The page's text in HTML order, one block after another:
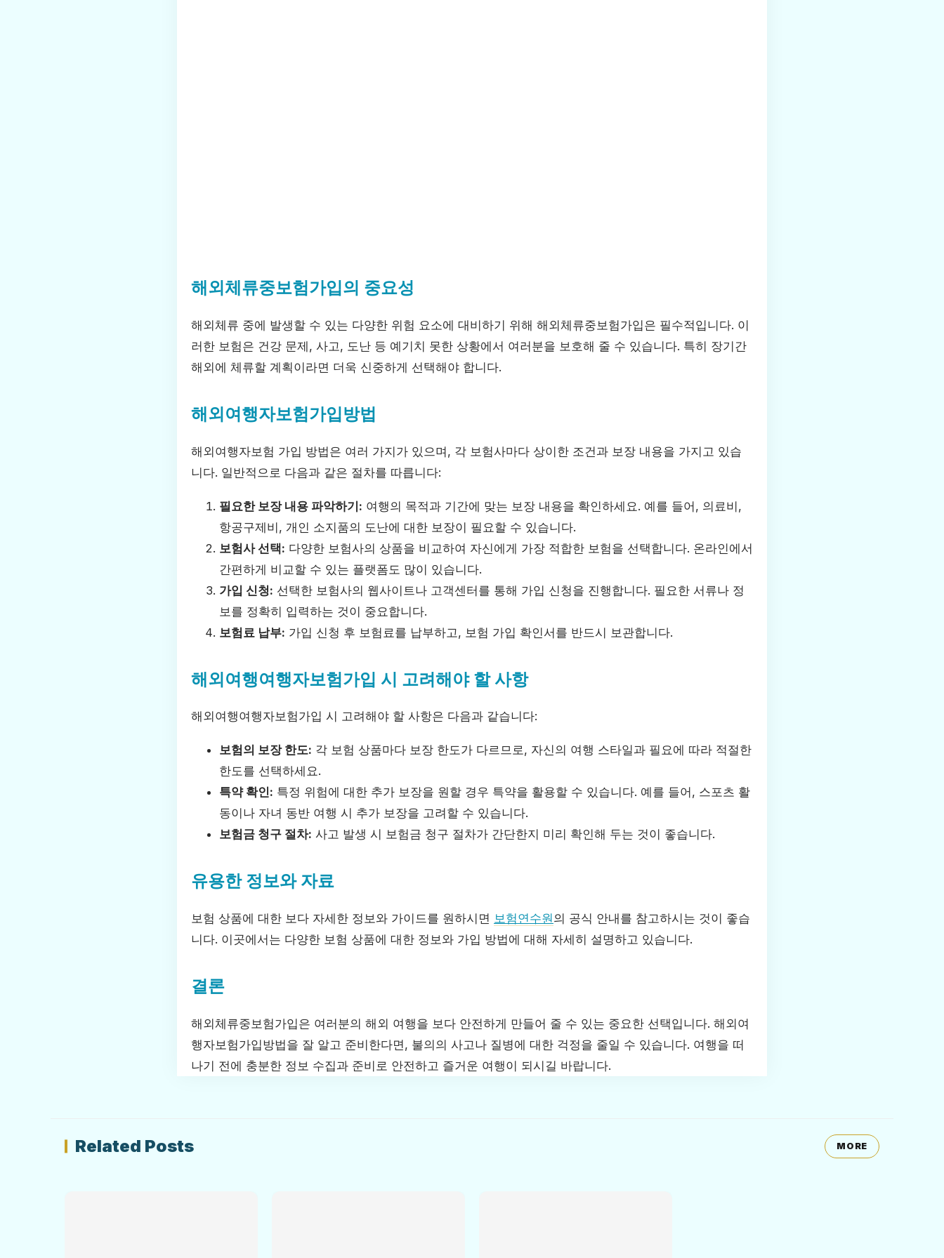
해외체류중보험가입의 중요성
해외체류 중에 발생할 수 있는 다양한 위험 요소에 대비하기 위해 해외체류중보험가입은 필수적입니다. 이
러한 보험은 건강 문제, 사고, 도난 등 예기치 못한 상황에서 여러분을 보호해 줄 수 있습니다. 특히 장기간
해외에 체류할 계획이라면 더욱 신중하게 선택해야 합니다.
해외여행자보험가입방법
해외여행자보험 가입 방법은 여러 가지가 있으며, 각 보험사마다 상이한 조건과 보장 내용을 가지고 있습
니다. 일반적으로 다음과 같은 절차를 따릅니다:
필요한 보장 내용 파악하기: 여행의 목적과 기간에 맞는 보장 내용을 확인하세요. 예를 들어, 의료비,
항공구제비, 개인 소지품의 도난에 대한 보장이 필요할 수 있습니다.
보험사 선택: 다양한 보험사의 상품을 비교하여 자신에게 가장 적합한 보험을 선택합니다. 온라인에서
간편하게 비교할 수 있는 플랫폼도 많이 있습니다.
가입 신청: 선택한 보험사의 웹사이트나 고객센터를 통해 가입 신청을 진행합니다. 필요한 서류나 정
보를 정확히 입력하는 것이 중요합니다.
보험료 납부: 가입 신청 후 보험료를 납부하고, 보험 가입 확인서를 반드시 보관합니다.
해외여행여행자보험가입 시 고려해야 할 사항
해외여행여행자보험가입 시 고려해야 할 사항은 다음과 같습니다:
보험의 보장 한도: 각 보험 상품마다 보장 한도가 다르므로, 자신의 여행 스타일과 필요에 따라 적절한
한도를 선택하세요.
특약 확인: 특정 위험에 대한 추가 보장을 원할 경우 특약을 활용할 수 있습니다. 예를 들어, 스포츠 활
동이나 자녀 동반 여행 시 추가 보장을 고려할 수 있습니다.
보험금 청구 절차: 사고 발생 시 보험금 청구 절차가 간단한지 미리 확인해 두는 것이 좋습니다.
유용한 정보와 자료
보험 상품에 대한 보다 자세한 정보와 가이드를 원하시면 보험연수원의 공식 안내를 참고하시는 것이 좋습
니다. 이곳에서는 다양한 보험 상품에 대한 정보와 가입 방법에 대해 자세히 설명하고 있습니다.
결론
해외체류중보험가입은 여러분의 해외 여행을 보다 안전하게 만들어 줄 수 있는 중요한 선택입니다. 해외여
행자보험가입방법을 잘 알고 준비한다면, 불의의 사고나 질병에 대한 걱정을 줄일 수 있습니다. 여행을 떠
나기 전에 충분한 정보 수집과 준비로 안전하고 즐거운 여행이 되시길 바랍니다.
Related Posts MORE